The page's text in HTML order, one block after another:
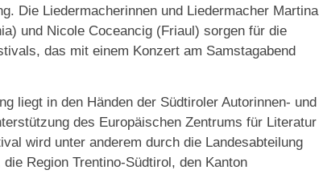
Die Liedermacherinnen und Liedermacher Martina
und Nicole Coceancig (Friaul) sorgen für die
das mit einem Konzert am Samstagabend
liegt in den Händen der Südtiroler Autorinnen- und
des Europäischen Zentrums für Literatur
wird unter anderem durch die Landesabteilung
Region Trentino-Südtirol, den Kanton